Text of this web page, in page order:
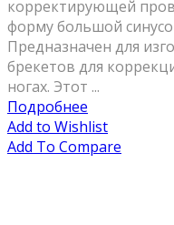
корректирующей
форму большой
Предназначен для
брекетов для
ногах. Этот ...
Подробнее
Add to Wishlist
Add To Compare